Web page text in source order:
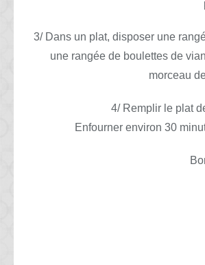
3/ Dans un plat, disposer une
une rangée de boulettes de
morceau
4/ Remplir le plat
Enfourner environ 30